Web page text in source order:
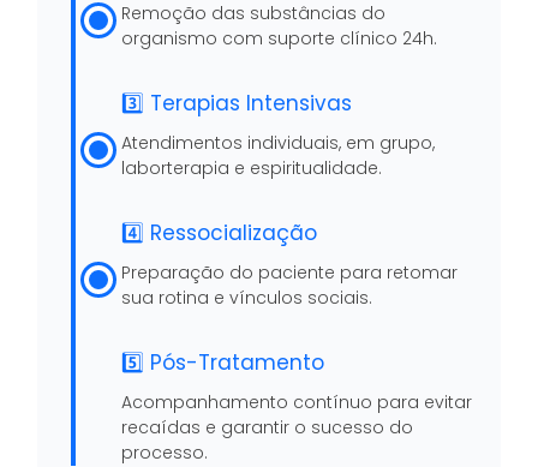
Remoção das substâncias do
organismo com suporte clínico 24h.
3️⃣ Terapias Intensivas
Atendimentos individuais, em grupo,
laborterapia e espiritualidade.
4️⃣ Ressocialização
Preparação do paciente para retomar
sua rotina e vínculos sociais.
5️⃣ Pós-Tratamento
Acompanhamento contínuo para evitar
recaídas e garantir o sucesso do
processo.